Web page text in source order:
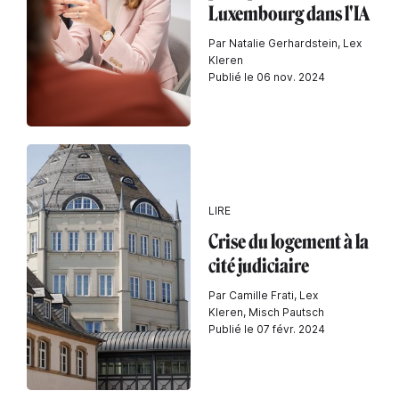
Luxembourg dans l'IA
Par Natalie Gerhardstein, Lex
Kleren
Publié le 06 nov. 2024
LIRE
Crise du logement à la
cité judiciaire
Par Camille Frati, Lex
Kleren, Misch Pautsch
Publié le 07 févr. 2024